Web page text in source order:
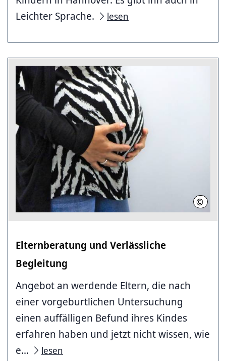
Leichter Sprache.
lesen
©
Elternberatung und Verlässliche
Begleitung
Angebot an werdende Eltern, die nach
einer vorgeburtlichen Untersuchung
einen auffälligen Befund ihres Kindes
erfahren haben und jetzt nicht wissen, wie
e...
lesen